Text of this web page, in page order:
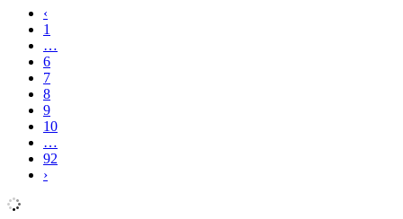
‹
1
…
6
7
8
9
10
…
92
›